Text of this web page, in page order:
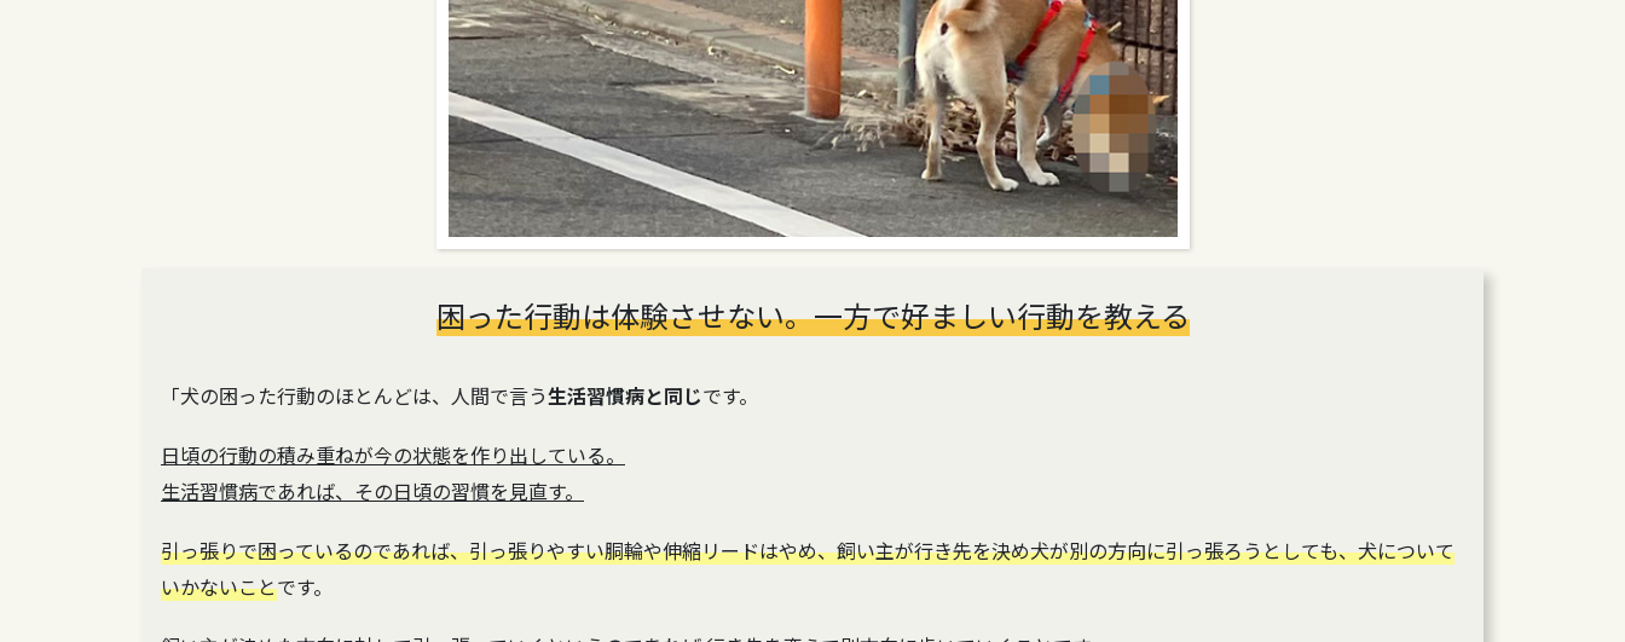
困った行動は体験させない。一方で好ましい行動を教える
「犬の困った行動のほとんどは、人間で言う生活習慣病と同じです。
日頃の行動の積み重ねが今の状態を作り出している。
生活習慣病であれば、その日頃の習慣を見直す。
引っ張りで困っているのであれば、引っ張りやすい胴輪や伸縮リードはやめ、飼い主が行き先を決め犬が別の方向に引っ張ろうとしても、犬について
いかないことです。